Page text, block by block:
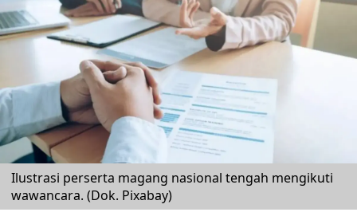
Ilustrasi perserta magang nasional tengah mengikuti
wawancara. (Dok. Pixabay)